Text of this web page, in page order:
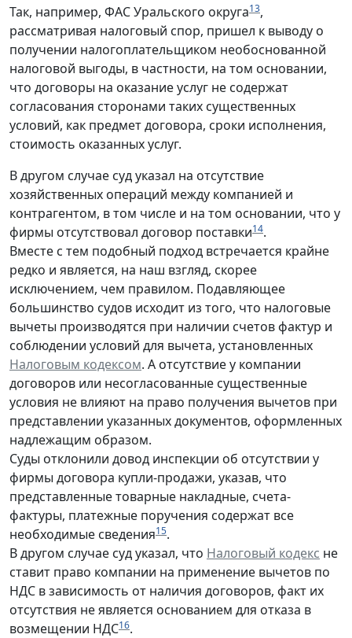
Так, например, ФАС Уральского округа13,
рассматривая налоговый спор, пришел к выводу о
получении налогоплательщиком необоснованной
налоговой выгоды, в частности, на том основании,
что договоры на оказание услуг не содержат
согласования сторонами таких существенных
условий, как предмет договора, сроки исполнения,
стоимость оказанных услуг.
В другом случае суд указал на отсутствие
хозяйственных операций между компанией и
контрагентом, в том числе и на том основании, что у
фирмы отсутствовал договор поставки14.
Вместе с тем подобный подход встречается крайне
редко и является, на наш взгляд, скорее
исключением, чем правилом. Подавляющее
большинство судов исходит из того, что налоговые
вычеты производятся при наличии счетов фактур и
соблюдении условий для вычета, установленных
Налоговым кодексом. А отсутствие у компании
договоров или несогласованные существенные
условия не влияют на право получения вычетов при
представлении указанных документов, оформленных
надлежащим образом.
Суды отклонили довод инспекции об отсутствии у
фирмы договора купли-продажи, указав, что
представленные товарные накладные, счета-
фактуры, платежные поручения содержат все
необходимые сведения15.
В другом случае суд указал, что Налоговый кодекс не
ставит право компании на применение вычетов по
НДС в зависимость от наличия договоров, факт их
отсутствия не является основанием для отказа в
возмещении НДС16.